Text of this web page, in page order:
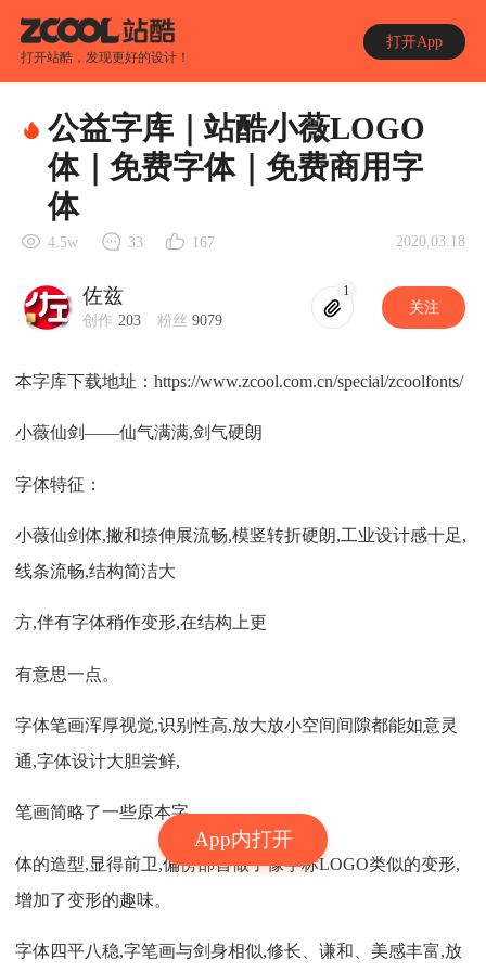
打开站酷，发现更好的设计！
打开App
App内打开
公益字库｜站酷小薇LOGO
体｜免费字体｜免费商用字
体
4.5w 33 167 2020.03.18
佐兹
创作 203 粉丝 9079
1
关注
本字库下载地址：https://www.zcool.com.cn/special/zcoolfonts/
小薇仙剑——仙气满满,剑气硬朗
字体特征：
小薇仙剑体,撇和捺伸展流畅,模竖转折硬朗,工业设计感十足,
线条流畅,结构简洁大
方,伴有字体稍作变形,在结构上更
有意思一点。
字体笔画浑厚视觉,识别性高,放大放小空间间隙都能如意灵
通,字体设计大胆尝鲜,
笔画简略了一些原本字
体的造型,显得前卫,偏傍部首做了像字标LOGO类似的变形,
增加了变形的趣味。
字体四平八稳,字笔画与剑身相似,修长、谦和、美感丰富,放